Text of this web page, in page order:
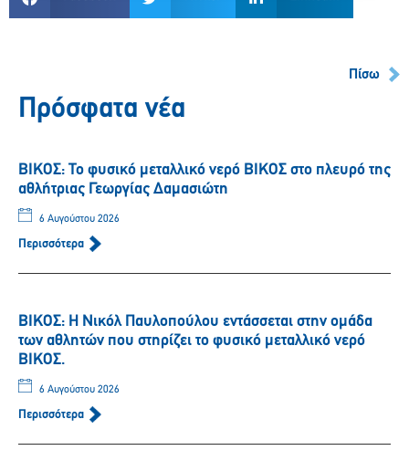
Πίσω
Πρόσφατα νέα
ΒΙΚΟΣ: Το φυσικό μεταλλικό νερό ΒΙΚΟΣ στο πλευρό της
αθλήτριας Γεωργίας Δαμασιώτη
6 Αυγούστου 2026
Περισσότερα
ΒΙΚΟΣ: Η Νικόλ Παυλοπούλου εντάσσεται στην ομάδα
των αθλητών που στηρίζει το φυσικό μεταλλικό νερό
ΒΙΚΟΣ.
6 Αυγούστου 2026
Περισσότερα